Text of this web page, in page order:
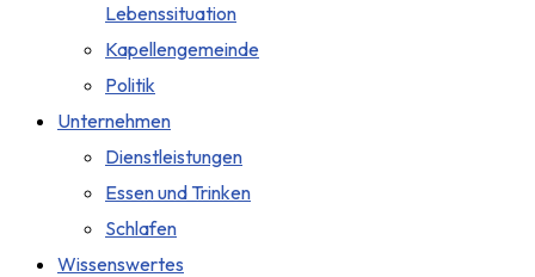
Lebenssituation
Kapellengemeinde
Politik
Unternehmen
Dienstleistungen
Essen und Trinken
Schlafen
Wissenswertes